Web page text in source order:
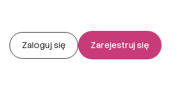
Zaloguj się Zarejestruj się